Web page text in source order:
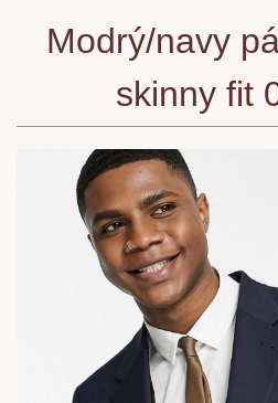
Modrý/navy
skinny fit